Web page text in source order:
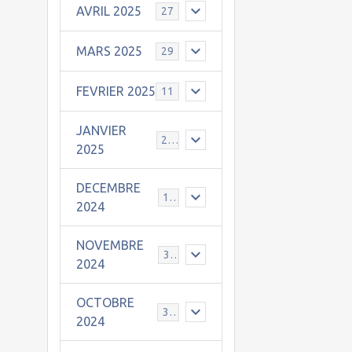
AVRIL 2025 27
MARS 2025 29
FEVRIER 2025 11
JANVIER
2025
25
DECEMBRE
2024
19
NOVEMBRE
2024
30
OCTOBRE
2024
31